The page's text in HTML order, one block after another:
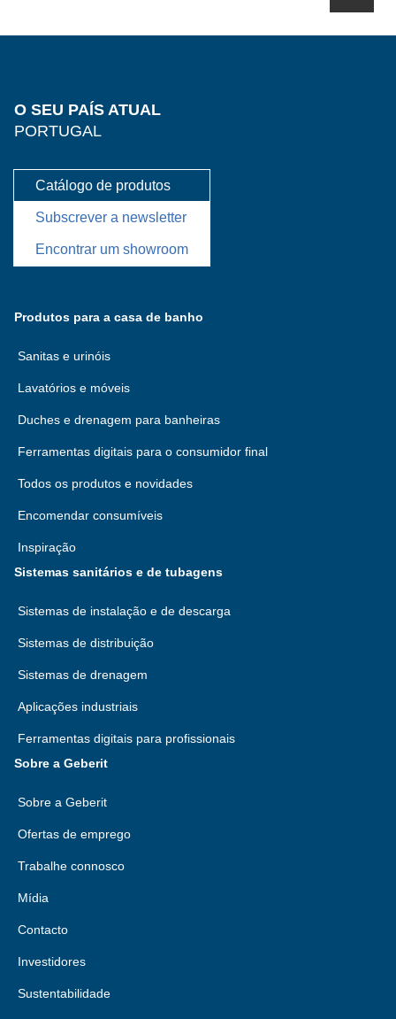
O SEU PAÍS ATUAL
PORTUGAL
Catálogo de produtos
Subscrever a newsletter
Encontrar um showroom
Produtos para a casa de banho
Sanitas e urinóis
Lavatórios e móveis
Duches e drenagem para banheiras
Ferramentas digitais para o consumidor final
Todos os produtos e novidades
Encomendar consumíveis
Inspiração
Sistemas sanitários e de tubagens
Sistemas de instalação e de descarga
Sistemas de distribuição
Sistemas de drenagem
Aplicações industriais
Ferramentas digitais para profissionais
Sobre a Geberit
Sobre a Geberit
Ofertas de emprego
Trabalhe connosco
Mídia
Contacto
Investidores
Sustentabilidade